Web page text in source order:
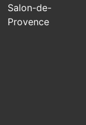
Salon-de-
Provence